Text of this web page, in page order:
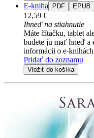
E-kniha PDF EPUB
12,59 €
Ihneď na stiahnutie
Máte čítačku, tablet
budete ju mať hneď a
informácii o e-knihách
Pridať do zoznamu
Vložiť do košíka